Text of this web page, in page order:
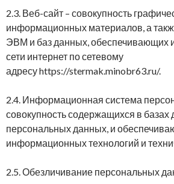
2.3. Веб-сайт – совокупность
информационных материалов, а
ЭВМ и баз данных, обеспечивающих
сети интернет по сетевому
адресу https://stermak.minobr63.ru/.
2.4. Информационная система
совокупность содержащихся в базах
персональных данных, и
информационных технологий и
2.5. Обезличивание персональных